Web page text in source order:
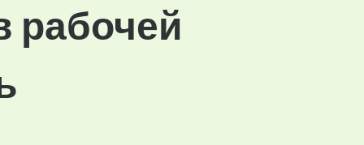
рабочей